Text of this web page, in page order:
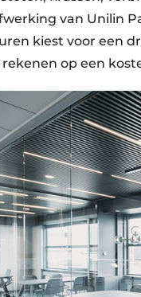
van Unilin
kiest voor een
op een